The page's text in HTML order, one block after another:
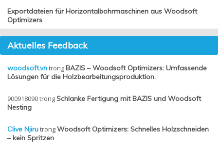
Exportdateien für Horizontalbohrmaschinen aus Woodsoft
Optimizers
Aktuelles Feedback
woodsoft.vntrongBAZIS – Woodsoft Optimizers: Umfassende
Lösungen für die Holzbearbeitungsproduktion.
900918090trongSchlanke Fertigung mit BAZIS und Woodsoft
Nesting
Clive NjirutrongWoodsoft Optimizers: Schnelles Holzschneiden
– kein Spritzen